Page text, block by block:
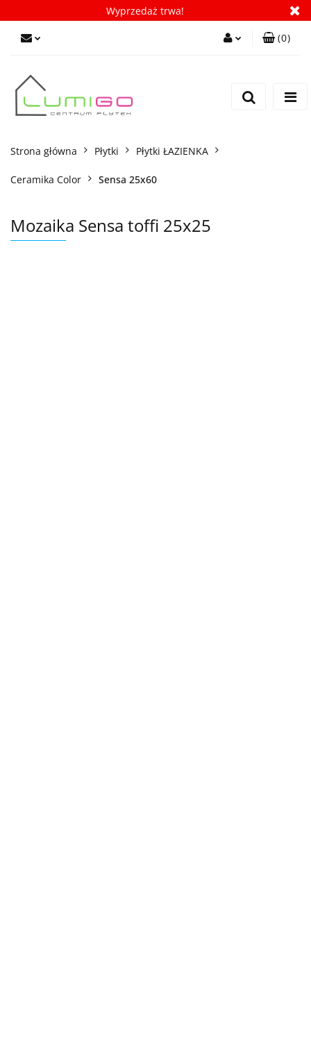
Wyprzedaż trwa!
(0)
Strona główna Płytki Płytki ŁAZIENKA
Ceramika Color Sensa 25x60
Mozaika Sensa toffi 25x25